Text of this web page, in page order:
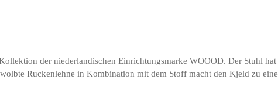
der niederlandischen Einrichtungsmarke WOOOD. Der Stuhl
Ruckenlehne in Kombination mit dem Stoff macht den Kjeld zu